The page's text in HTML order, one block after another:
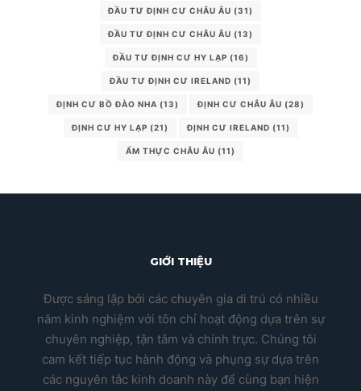
ĐẦU TƯ ĐỊNH CƯ CHÂU ÂU (31)
ĐẦU TƯ ĐỊNH CƯ CHÂU ÂU (13)
ĐẦU TƯ ĐỊNH CƯ HY LẠP (16)
ĐẦU TƯ ĐỊNH CƯ IRELAND (11)
ĐỊNH CƯ BỒ ĐÀO NHA (13) ĐỊNH CƯ CHÂU ÂU (28)
ĐỊNH CƯ HY LẠP (21) ĐỊNH CƯ IRELAND (11)
ẨM THỰC CHÂU ÂU (11)
GIỚI THIỆU
Được sáng lập bởi các chuyên gia di trú có nhiều
năm kinh nghiệm với tôn chỉ hoạt động dựa trên sự
chuyên nghiệp, tận tâm và chính trực. Chúng tôi
cam kết tiếp tục hành động và phụng sự dựa trên
các nguyên tắc kinh doanh này để cùng bạn hiện